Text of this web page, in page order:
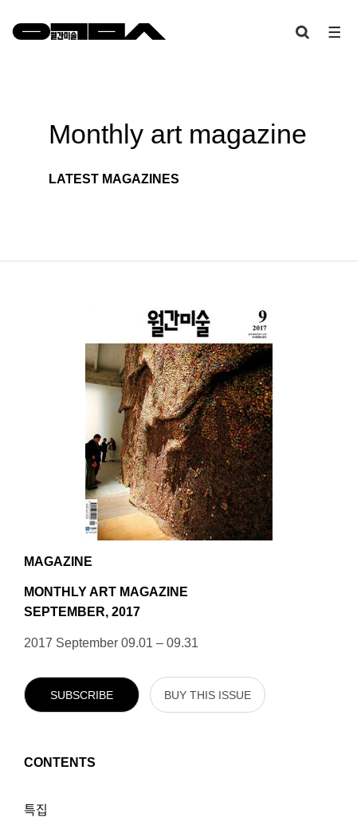
Monthly artmagazine
LATEST MAGAZINES
MAGAZINE
MONTHLY ART MAGAZINE
SEPTEMBER, 2017
2017 September 09.01 – 09.31
SUBSCRIBE BUY THIS ISSUE
CONTENTS
특집